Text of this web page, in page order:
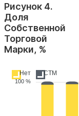
Рисунок 4.
Доля
Собственной
Торговой
Марки, %
Нет СТМ
100 %